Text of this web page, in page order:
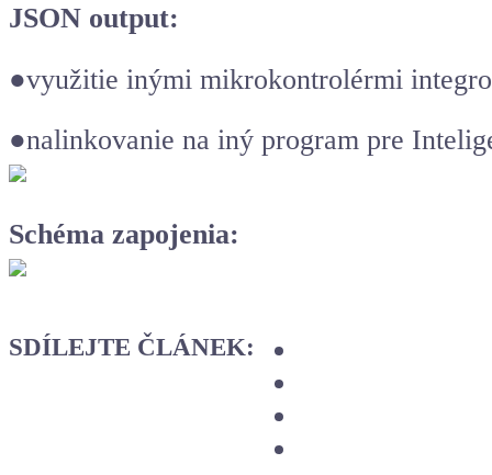
JSON output:
●využitie inými mikrokontrolérmi
●nalinkovanie na iný program pre
Schéma zapojenia:
SDÍLEJTE ČLÁNEK: